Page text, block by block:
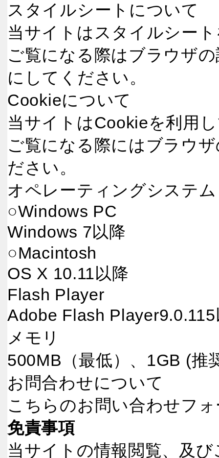
スタイルシートについて
当サイトはスタイルシー
ご覧になる際はブラウザ
にしてください。
Cookieについて
当サイトはCookieを利用
ご覧になる際にはブラウ
ださい。
オペレーティングシステム
○Windows PC
Windows 7以降
○Macintosh
OS X 10.11以降
Flash Player
Adobe Flash Player9.0.115
メモリ
500MB（最低）、1GB (推
お問合わせについて
こちら のお問い合わせフ
免責事項
当サイトの情報閲覧、及